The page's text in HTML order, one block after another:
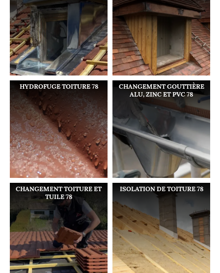
HYDROFUGE TOITURE 78
CHANGEMENT GOUTTIÈRE
ALU, ZINC ET PVC 78
CHANGEMENT TOITURE ET
TUILE 78
ISOLATION DE TOITURE 78